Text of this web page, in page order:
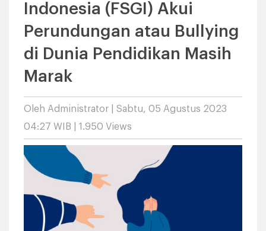
Indonesia (FSGI) Akui
Perundungan atau Bullying
di Dunia Pendidikan Masih
Marak
Oleh Administrator | Sabtu, 05 Agustus 2023
04:27 WIB | 1.950 Views